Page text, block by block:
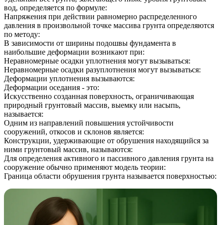
вод, определяется по формуле:
Напряжения при действии равномерно распределенного
давления в произвольной точке массива грунта определяются
по методу:
В зависимости от ширины подошвы фундамента в
наибольшие деформации возникают при:
Неравномерные осадки уплотнения могут вызываться:
Неравномерные осадки разуплотнения могут вызываться:
Деформации уплотнения вызываются:
Деформации оседания - это:
Искусственно созданная поверхность, ограничивающая
природный грунтовый массив, выемку или насыпь,
называется:
Одним из направлений повышения устойчивости
сооружений, откосов и склонов является:
Конструкции, удерживающие от обрушения находящийся за
ними грунтовый массив, называются:
Для определения активного и пассивного давления грунта на
сооружение обычно применяют модель теории:
Граница области обрушения грунта называется поверхностью: